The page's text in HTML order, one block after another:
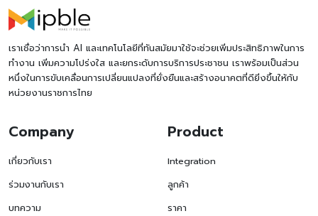
เราเชื่อว่าการนำ AI และเทคโนโลยีที่ทันสมัยมาใช้จะช่วยเพิ่มประสิทธิภาพในการ
ทำงาน เพิ่มความโปร่งใส และยกระดับการบริการประชาชน เราพร้อมเป็นส่วน
หนึ่งในการขับเคลื่อนการเปลี่ยนแปลงที่ยั่งยืนและสร้างอนาคตที่ดียิ่งขึ้นให้กับ
หน่วยงานราชการไทย
Company
เกี่ยวกับเรา
ร่วมงานกับเรา
บทความ
Product
Integration
ลูกค้า
ราคา